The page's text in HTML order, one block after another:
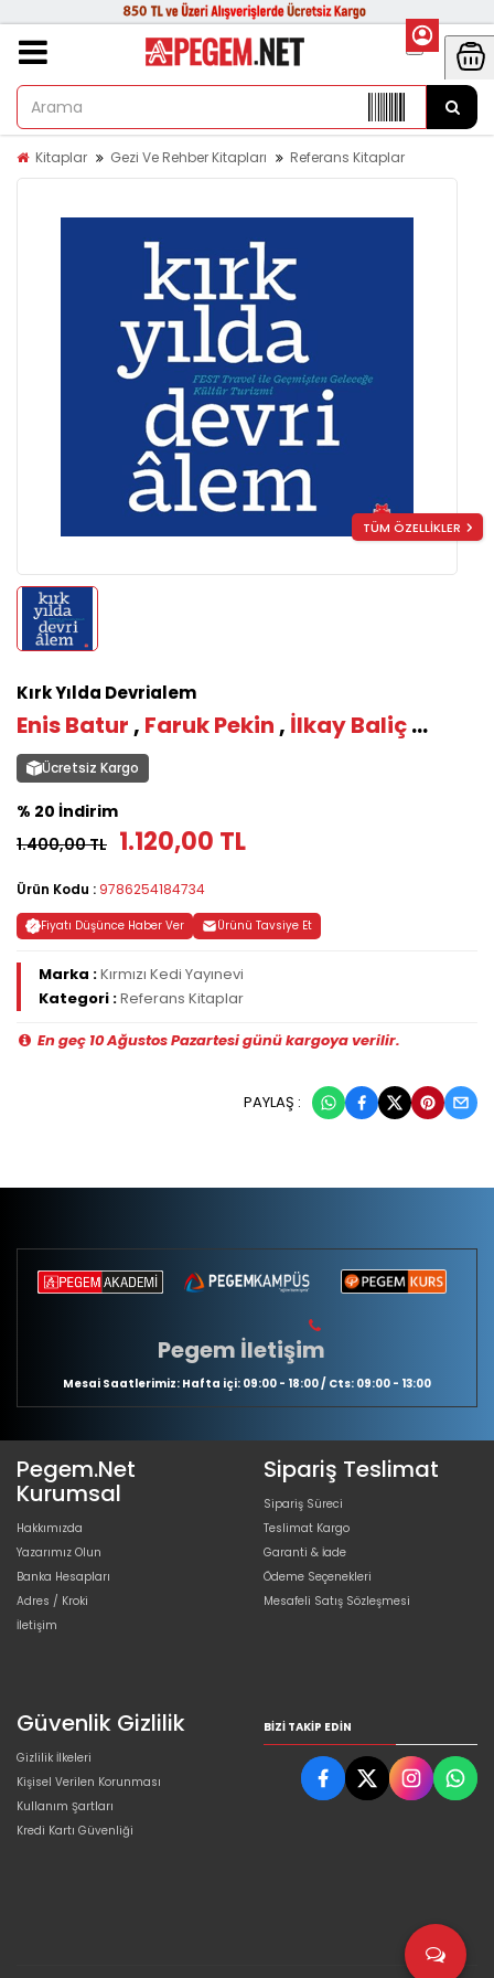
Kitaplar Gezi Ve Rehber Kitapları Referans Kitaplar
TÜM ÖZELLİKLER
Kırk Yılda Devrialem
Enis Batur , Faruk Pekin , İlkay Baliç...
Ücretsiz Kargo
% 20 İndirim
1.400,00 TL 1.120,00 TL
Ürün Kodu : 9786254184734
Fiyatı Düşünce Haber Ver Ürünü Tavsiye Et
Marka :Kırmızı Kedi Yayınevi
Kategori :Referans Kitaplar
En geç 10 Ağustos Pazartesi günü kargoya verilir.
PAYLAŞ :
Pegem İletişim
Mesai Saatlerimiz: Hafta içi: 09:00 - 18:00 / Cts: 09:00 - 13:00
Pegem.Net
Kurumsal
Hakkımızda
Yazarımız Olun
Banka Hesapları
Adres / Kroki
İletişim
Sipariş Teslimat
Sipariş Süreci
Teslimat Kargo
Garanti & İade
Ödeme Seçenekleri
Mesafeli Satış Sözleşmesi
Güvenlik Gizlilik
Gizlilik İlkeleri
Kişisel Verilen Korunması
Kullanım Şartları
Kredi Kartı Güvenliği
BIZI TAKIP EDIN